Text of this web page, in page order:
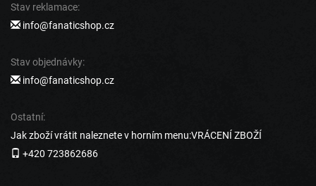
Stav reklamace:
info@fanaticshop.cz
Stav objednávky:
info@fanaticshop.cz
Ostatní:
Jak zboží vrátit naleznete v horním menu:VRÁCENÍ ZBOŽÍ
+420 723862686